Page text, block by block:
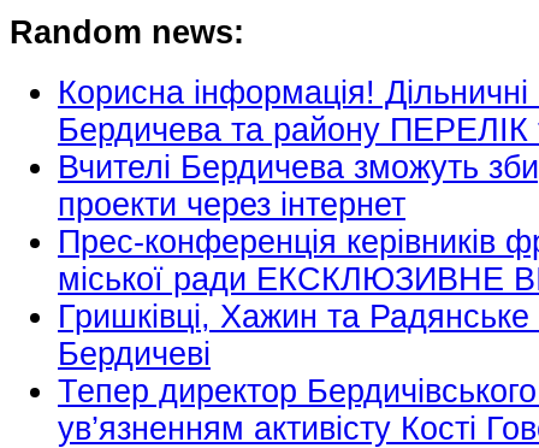
Random news:
Корисна інформація! Дільничні
Бердичева та району
Вчителі Бердичева зможуть
проекти через інтернет
Прес-конференція керівників
міської ради ЕКСКЛЮЗИВНЕ
Гришківці, Хажин та Радянське
Бердичеві
Тепер директор
ув’язненням активісту Кості